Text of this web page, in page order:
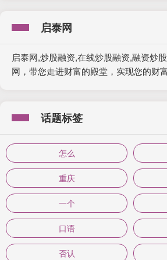
启泰网
启泰网,炒股融资,在线炒股融资,融资炒
网，带您走进财富的殿堂，实现您的财
话题标签
怎么
重庆
一个
口语
否认